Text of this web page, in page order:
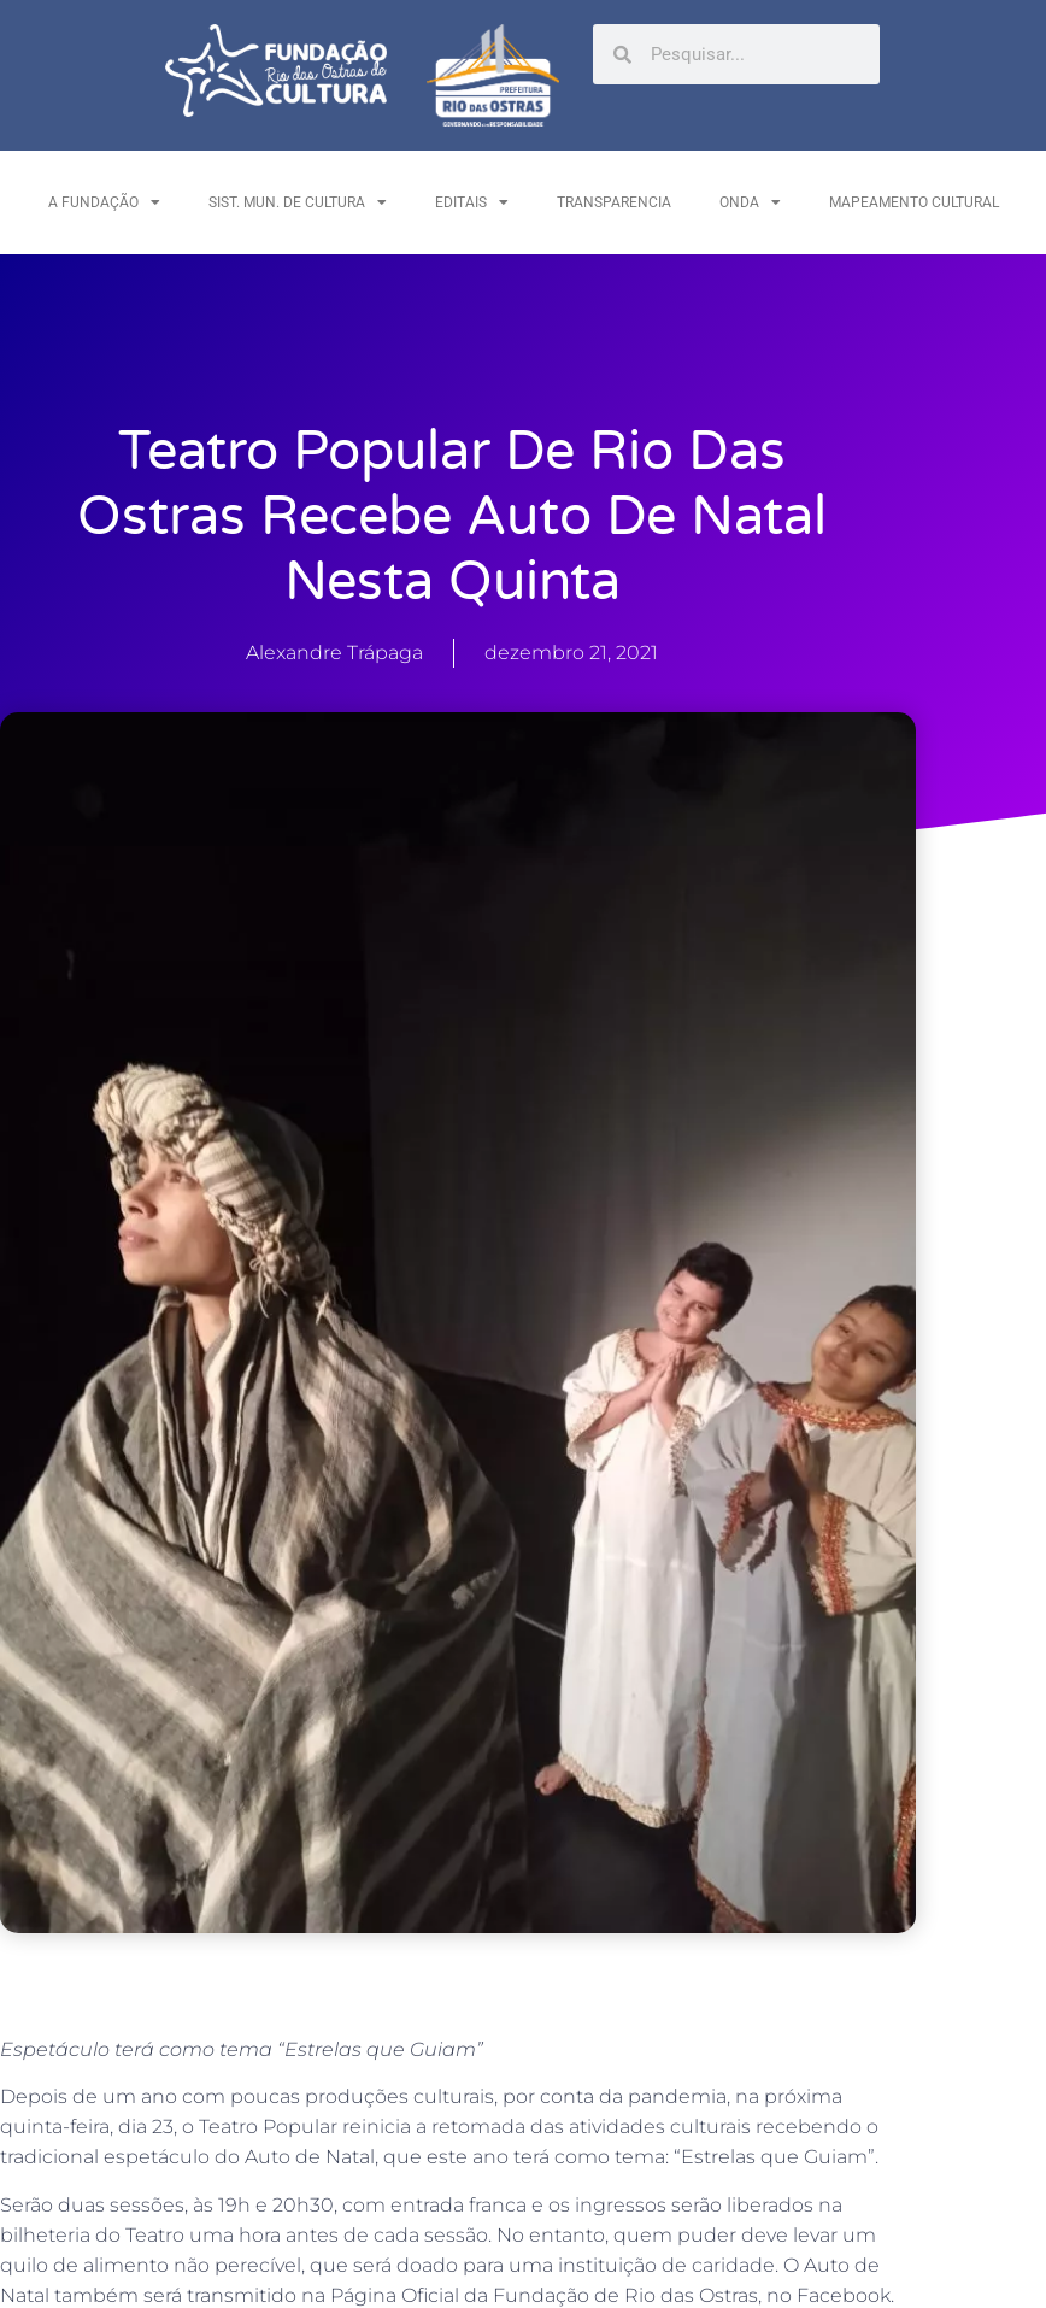
A FUNDAÇÃO SIST. MUN. DE CULTURA EDITAIS TRANSPARENCIA ONDA MAPEAMENTO CULTURAL
Teatro Popular De Rio Das
Ostras Recebe Auto De Natal
Nesta Quinta
Alexandre Trápaga dezembro 21, 2021
Espetáculo terá como tema “Estrelas que Guiam”
Depois de um ano com poucas produções culturais, por conta da pandemia, na próxima
quinta-feira, dia 23, o Teatro Popular reinicia a retomada das atividades culturais recebendo o
tradicional espetáculo do Auto de Natal, que este ano terá como tema: “Estrelas que Guiam”.
Serão duas sessões, às 19h e 20h30, com entrada franca e os ingressos serão liberados na
bilheteria do Teatro uma hora antes de cada sessão. No entanto, quem puder deve levar um
quilo de alimento não perecível, que será doado para uma instituição de caridade. O Auto de
Natal também será transmitido na Página Oficial da Fundação de Rio das Ostras, no Facebook.